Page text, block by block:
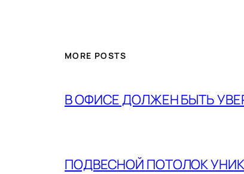
MORE POSTS
В ОФИСЕ ДОЛЖЕН БЫТЬ
ПОДВЕСНОЙ ПОТОЛОК